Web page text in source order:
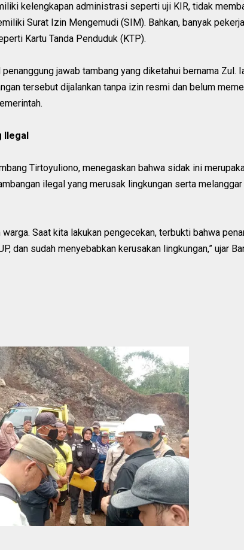
kelengkapan administrasi seperti uji KIR, tidak
Surat Izin Mengemudi (SIM). Bahkan, banyak
Kartu Tanda Penduduk (KTP).
jawab tambang yang diketahui bernama Zul.
tersebut dijalankan tanpa izin resmi dan belum
Ilegal
Tirtoyuliono, menegaskan bahwa sidak ini
ilegal yang merusak lingkungan serta melanggar
Saat kita lakukan pengecekan, terbukti bahwa
dan sudah menyebabkan kerusakan lingkungan,” ujar